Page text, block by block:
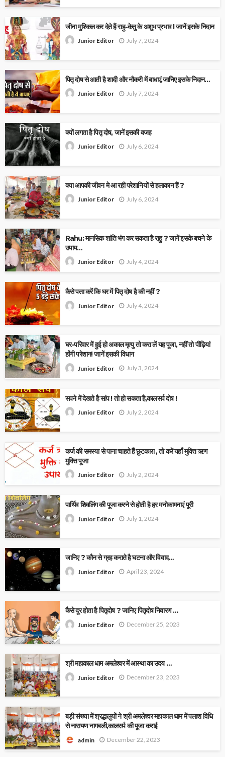
जीना मुश्किल कर देते हैं राहु-केतु के अशुभ प्रभाव ! जानें इसके निदान
Junior Editor July 7, 2024
पितृ दोष से आती है शादी और नौकरी में बाधाएं,जानिए इसके निदान…
Junior Editor July 7, 2024
क्यों लगता है पितृ दोष, जानें इसकी वजह
Junior Editor July 6, 2024
क्या आपकी जीवन मे आ रही परेशानियों से हलाकान हैं ?
Junior Editor July 6, 2024
Rahu: मानसिक शांति भंग कर सकता है राहु ? जानें इसके बचने के
उपाय…
Junior Editor July 4, 2024
कैसे पता करें कि घर में पितृ दोष है की नहीं ?
Junior Editor July 4, 2024
घर-परिवार में हुई हो अकाल मृत्यु तो करा लें यह पूजा, नहीं तो पीढ़ियां
होंगी परेशान! जानें इसकी विधान
Junior Editor July 3, 2024
सपने में देखते है सांप ! तो हो सकता है,कालसर्प दोष !
Junior Editor July 2, 2024
कर्ज की समस्या से पाना चाहते हैं छुटकारा , तो करें यहाँ मुक्ति ऋण
मुक्ति पूजा
Junior Editor July 2, 2024
पार्थिव शिवलिंग की पूजा करने से होती है हर मनोकामनाएं पूरी
Junior Editor July 1, 2024
जानिए ? कौन से ग्रह कराते है घटना और विवाद…
Junior Editor April 23, 2024
कैसे दूर होता है पितृदोष ? जानिए पितृदोष निवारण …
Junior Editor December 25, 2023
श्री महाकाल धाम अमलेश्वर में आस्था का उदय …
Junior Editor December 23, 2023
बड़ी संख्या में श्रद्धालुयों ने श्री अमलेश्वर महाकाल धाम में पलाश विधि
से नारायण नागबली,कालसर्प की पूजा कराई
admin December 22, 2023